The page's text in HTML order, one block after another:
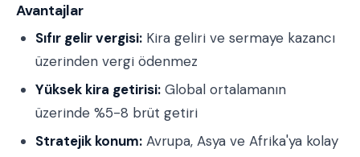
Avantajlar
Sıfır gelir vergisi: Kira geliri ve sermaye kazancı
üzerinden vergi ödenmez
Yüksek kira getirisi: Global ortalamanın
üzerinde %5-8 brüt getiri
Stratejik konum: Avrupa, Asya ve Afrika'ya kolay